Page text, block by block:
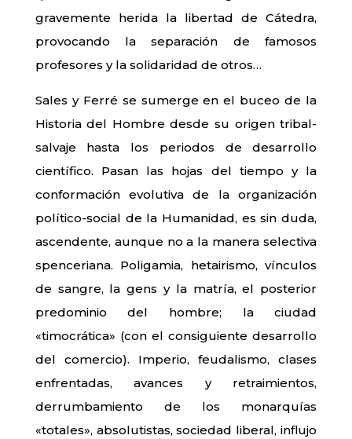
gravemente herida la libertad de Cátedra,
provocando la separación de famosos
profesores y la solidaridad de otros…
Sales y Ferré se sumerge en el buceo de la
Historia del Hombre desde su origen tribal-
salvaje hasta los periodos de desarrollo
científico. Pasan las hojas del tiempo y la
conformación evolutiva de la organización
político-social de la Humanidad, es sin duda,
ascendente, aunque no a la manera selectiva
spenceriana. Poligamia, hetairismo, vínculos
de sangre, la gens y la matría, el posterior
predominio del hombre; la ciudad
«timocrática» (con el consiguiente desarrollo
del comercio). Imperio, feudalismo, clases
enfrentadas, avances y retraimientos,
derrumbamiento de los monarquías
«totales», absolutistas, sociedad liberal, influjo